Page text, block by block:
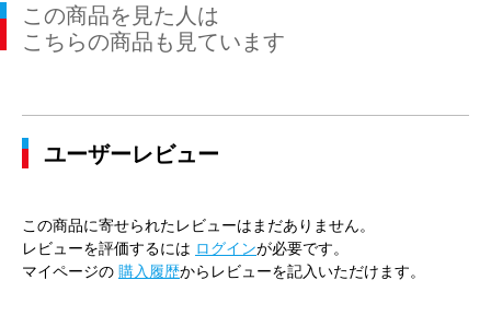
この商品を見た人は
こちらの商品も見ています
ユーザーレビュー
この商品に寄せられたレビューはまだありません。
レビューを評価するには ログインが必要です。
マイページの 購入履歴からレビューを記入いただけます。